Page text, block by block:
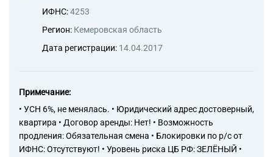
ИФНС:4253
Регион: Кемеровская область
Дата регистрации: 14.04.2017
Примечание:
• УСН 6%, не менялась. • Юридический адрес достоверный,
квартира • Договор аренды: Нет! • Возможность
продления: Обязательная смена • Блокировки по р/с от
ИФНС: Отсутствуют! • Уровень риска ЦБ РФ: ЗЕЛЁНЫЙ •